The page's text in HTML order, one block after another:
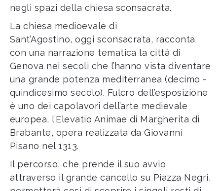
negli spazi della chiesa sconsacrata.
La chiesa medioevale di
Sant’Agostino, oggi sconsacrata, racconta
con una narrazione tematica la città di
Genova nei secoli che l’hanno vista diventare
una grande potenza mediterranea (decimo -
quindicesimo secolo). Fulcro dell’esposizione
è uno dei capolavori dell’arte medievale
europea, l’Elevatio Animae di Margherita di
Brabante, opera realizzata da Giovanni
Pisano nel 1313.
Il percorso, che prende il suo avvio
attraverso il grande cancello su Piazza Negri,